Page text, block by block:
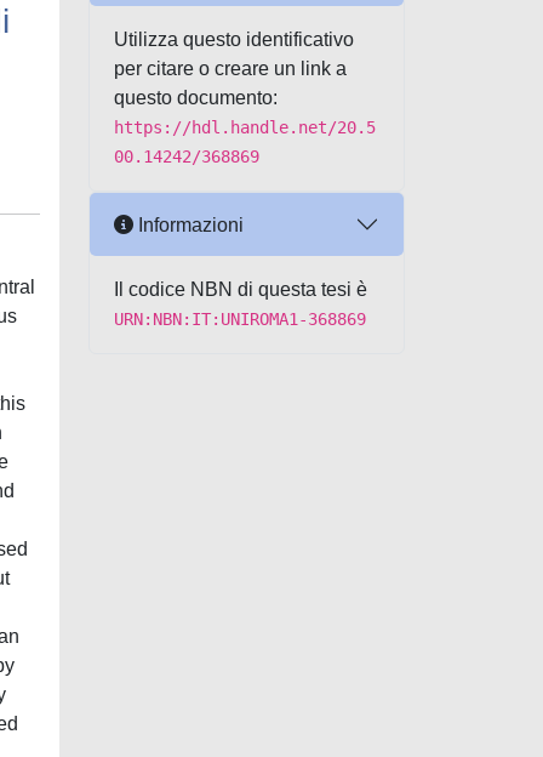
Utilizza questo identificativo
per citare o creare un link a
questo documento:
https://hdl.handle.net/20.5
00.14242/368869
Informazioni
Il codice NBN di questa tesi è
URN:NBN:IT:UNIROMA1-368869